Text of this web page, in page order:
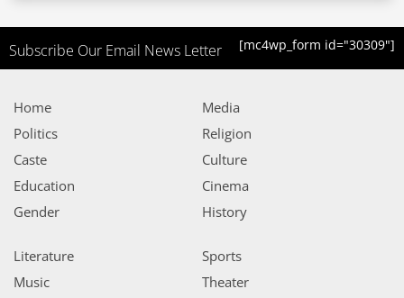
Subscribe Our Email News Letter [mc4wp_form id="30309"]
Home
Politics
Caste
Education
Gender
Media
Religion
Culture
Cinema
History
Literature
Music
Sports
Theater